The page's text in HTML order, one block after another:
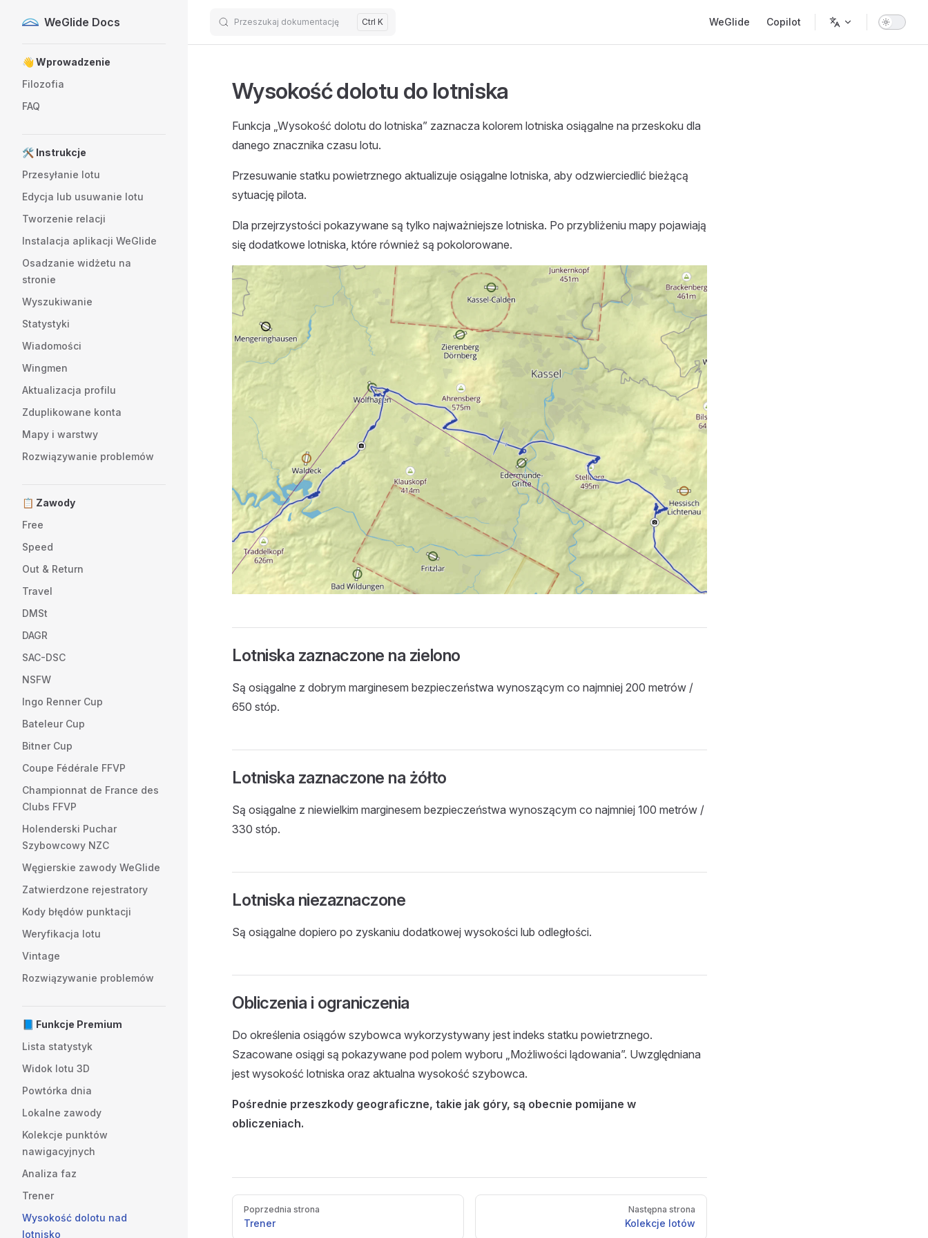
Skip to content
WeGlide Docs Przeszukaj dokumentację Ctrl K WeGlide Copilot
👋 Wprowadzenie
Filozofia
FAQ
🛠️ Instrukcje
Przesyłanie lotu
Edycja lub usuwanie lotu
Tworzenie relacji
Instalacja aplikacji WeGlide
Osadzanie widżetu na
stronie
Wyszukiwanie
Statystyki
Wiadomości
Wingmen
Aktualizacja profilu
Zduplikowane konta
Mapy i warstwy
Rozwiązywanie problemów
📋 Zawody
Free
Speed
Out & Return
Travel
DMSt
DAGR
SAC-DSC
NSFW
Ingo Renner Cup
Bateleur Cup
Bitner Cup
Coupe Fédérale FFVP
Championnat de France des
Clubs FFVP
Holenderski Puchar
Szybowcowy NZC
Węgierskie zawody WeGlide
Zatwierdzone rejestratory
Kody błędów punktacji
Weryfikacja lotu
Vintage
Rozwiązywanie problemów
📘 Funkcje Premium
Lista statystyk
Widok lotu 3D
Powtórka dnia
Lokalne zawody
Kolekcje punktów
nawigacyjnych
Analiza faz
Trener
Wysokość dolotu nad
lotnisko
Wysokość dolotu do lotniska
Funkcja „Wysokość dolotu do lotniska” zaznacza kolorem lotniska osiągalne na przeskoku dla
danego znacznika czasu lotu.
Przesuwanie statku powietrznego aktualizuje osiągalne lotniska, aby odzwierciedlić bieżącą
sytuację pilota.
Dla przejrzystości pokazywane są tylko najważniejsze lotniska. Po przybliżeniu mapy pojawiają
się dodatkowe lotniska, które również są pokolorowane.
Lotniska zaznaczone na zielono
Są osiągalne z dobrym marginesem bezpieczeństwa wynoszącym co najmniej 200 metrów /
650 stóp.
Lotniska zaznaczone na żółto
Są osiągalne z niewielkim marginesem bezpieczeństwa wynoszącym co najmniej 100 metrów /
330 stóp.
Lotniska niezaznaczone
Są osiągalne dopiero po zyskaniu dodatkowej wysokości lub odległości.
Obliczenia i ograniczenia
Do określenia osiągów szybowca wykorzystywany jest indeks statku powietrznego.
Szacowane osiągi są pokazywane pod polem wyboru „Możliwości lądowania”. Uwzględniana
jest wysokość lotniska oraz aktualna wysokość szybowca.
Pośrednie przeszkody geograficzne, takie jak góry, są obecnie pomijane w
obliczeniach.
PagerPoprzednia strona
Trener
Następna strona
Kolekcje lotów